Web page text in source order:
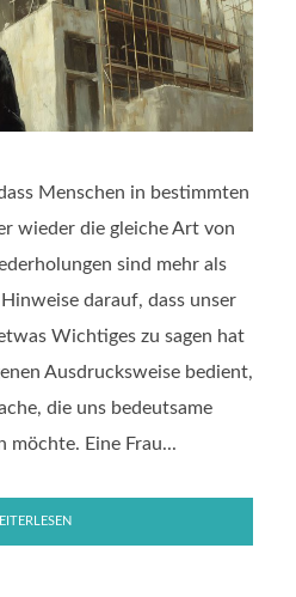
Menschen in bestimmten
wieder die gleiche Art von
sind mehr als
darauf, dass unser
Wichtiges zu sagen hat
Ausdrucksweise bedient,
die uns bedeutsame
möchte. Eine Frau...